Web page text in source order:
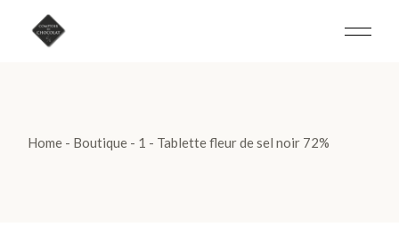
content
Home Boutique 1 Tablette fleur de sel noir 72%